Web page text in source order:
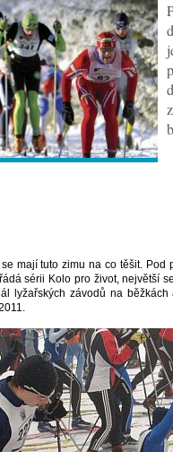
mají tuto zimu na co těšit.
sérii Kolo pro život, největší
lyžařských závodů na